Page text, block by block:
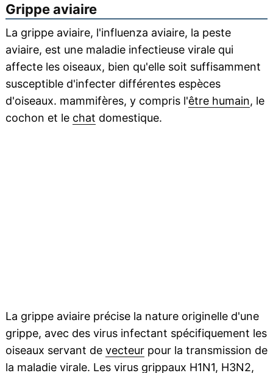
Grippe aviaire
La grippe aviaire, l'influenza aviaire, la peste
aviaire, est une maladie infectieuse virale qui
affecte les oiseaux, bien qu'elle soit suffisamment
susceptible d'infecter différentes espèces
d'oiseaux. mammifères, y compris l'être humain, le
cochon et le chat domestique.
La grippe aviaire précise la nature originelle d'une
grippe, avec des virus infectant spécifiquement les
oiseaux servant de vecteurpour la transmission de
la maladie virale. Les virus grippaux H1N1, H3N2,